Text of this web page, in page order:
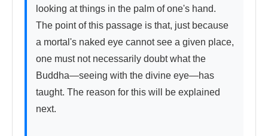
looking at things in the palm of one's hand.
The point of this passage is that, just because
a mortal's naked eye cannot see a given place,
one must not necessarily doubt what the
Buddha—seeing with the divine eye—has
taught. The reason for this will be explained
next.